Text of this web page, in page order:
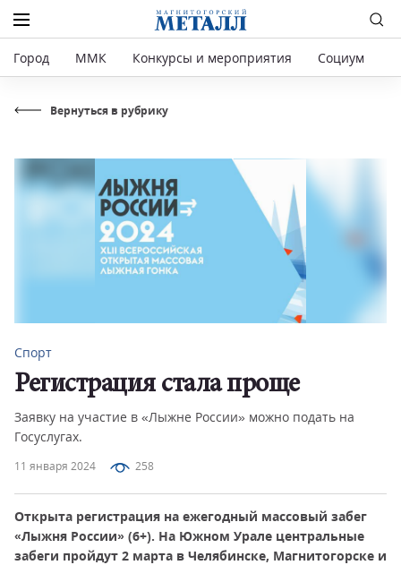
Город ММК Конкурсы и мероприятия Социум
Вернуться в рубрику
11 января 2024 258
Спорт
Регистрация стала проще
Заявку на участие в «Лыжне России» можно подать на
Госуслугах.
Открыта регистрация на ежегодный массовый забег
«Лыжня России» (6+). На Южном Урале центральные
забеги пройдут 2 марта в Челябинске, Магнитогорске и